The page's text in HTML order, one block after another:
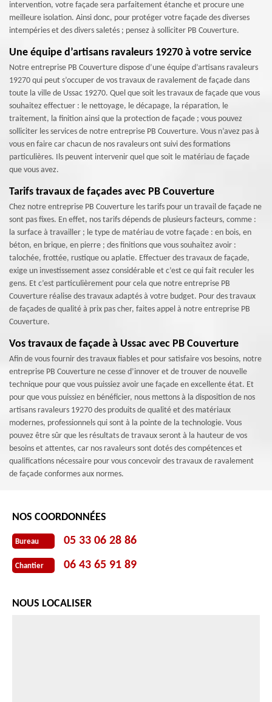
intervention, votre façade sera parfaitement étanche et procure une
meilleure isolation. Ainsi donc, pour protéger votre façade des diverses
intempéries et des divers saletés ; pensez à solliciter PB Couverture.
Une équipe d’artisans ravaleurs 19270 à votre service
Notre entreprise PB Couverture dispose d’une équipe d’artisans ravaleurs
19270 qui peut s’occuper de vos travaux de ravalement de façade dans
toute la ville de Ussac 19270. Quel que soit les travaux de façade que vous
souhaitez effectuer : le nettoyage, le décapage, la réparation, le
traitement, la finition ainsi que la protection de façade ; vous pouvez
solliciter les services de notre entreprise PB Couverture. Vous n’avez pas à
vous en faire car chacun de nos ravaleurs ont suivi des formations
particulières. Ils peuvent intervenir quel que soit le matériau de façade
que vous avez.
Tarifs travaux de façades avec PB Couverture
Chez notre entreprise PB Couverture les tarifs pour un travail de façade ne
sont pas fixes. En effet, nos tarifs dépends de plusieurs facteurs, comme :
la surface à travailler ; le type de matériau de votre façade : en bois, en
béton, en brique, en pierre ; des finitions que vous souhaitez avoir :
talochée, frottée, rustique ou aplatie. Effectuer des travaux de façade,
exige un investissement assez considérable et c’est ce qui fait reculer les
gens. Et c’est particulièrement pour cela que notre entreprise PB
Couverture réalise des travaux adaptés à votre budget. Pour des travaux
de façades de qualité à prix pas cher, faites appel à notre entreprise PB
Couverture.
Vos travaux de façade à Ussac avec PB Couverture
Afin de vous fournir des travaux fiables et pour satisfaire vos besoins, notre
entreprise PB Couverture ne cesse d’innover et de trouver de nouvelle
technique pour que vous puissiez avoir une façade en excellente état. Et
pour que vous puissiez en bénéficier, nous mettons à la disposition de nos
artisans ravaleurs 19270 des produits de qualité et des matériaux
modernes, professionnels qui sont à la pointe de la technologie. Vous
pouvez être sûr que les résultats de travaux seront à la hauteur de vos
besoins et attentes, car nos ravaleurs sont dotés des compétences et
qualifications nécessaire pour vous concevoir des travaux de ravalement
de façade conformes aux normes.
NOS COORDONNÉES
Bureau 05 33 06 28 86
Chantier 06 43 65 91 89
NOUS LOCALISER